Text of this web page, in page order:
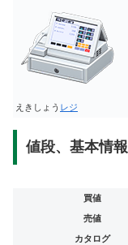
えきしょう レジ
値段、基本情報
買値
売値
カタログ